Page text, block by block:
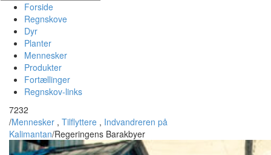
Forside
Regnskove
Dyr
Planter
Mennesker
Produkter
Fortællinger
Regnskov-links
7232
/Mennesker , Tilflyttere , Indvandreren på
Kalimantan/Regeringens Barakbyer